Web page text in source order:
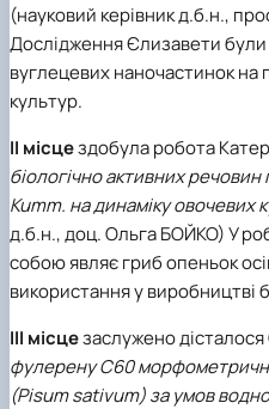
(науковий керівник д.б.н.,
Дослідження Єлизавети
вуглецевих наночастинок
культур.
ІІ місцездобула робота
біологічно активних
Kumm. на динаміку овочевих
д.б.н., доц.Ольга БОЙКО) У
собою являє гриб опеньок
використання у виробництві
ІІІ місцезаслужено дісталося
фулерену С60
(Pisum sativum) за умов